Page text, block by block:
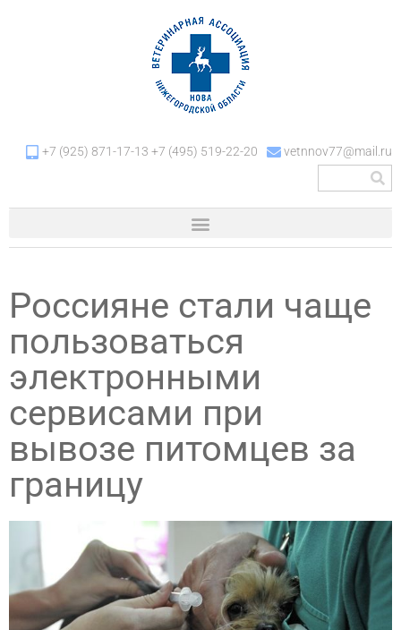
+7 (925) 871-17-13 +7 (495) 519-22-20 vetnnov77@mail.ru
Россияне стали чаще
пользоваться
электронными
сервисами при
вывозе питомцев за
границу